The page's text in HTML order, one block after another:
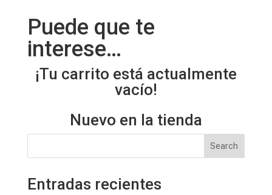
Puede que te
interese…
¡Tu carrito está actualmente
vacío!
Nuevo en la tienda
Search
Entradas recientes